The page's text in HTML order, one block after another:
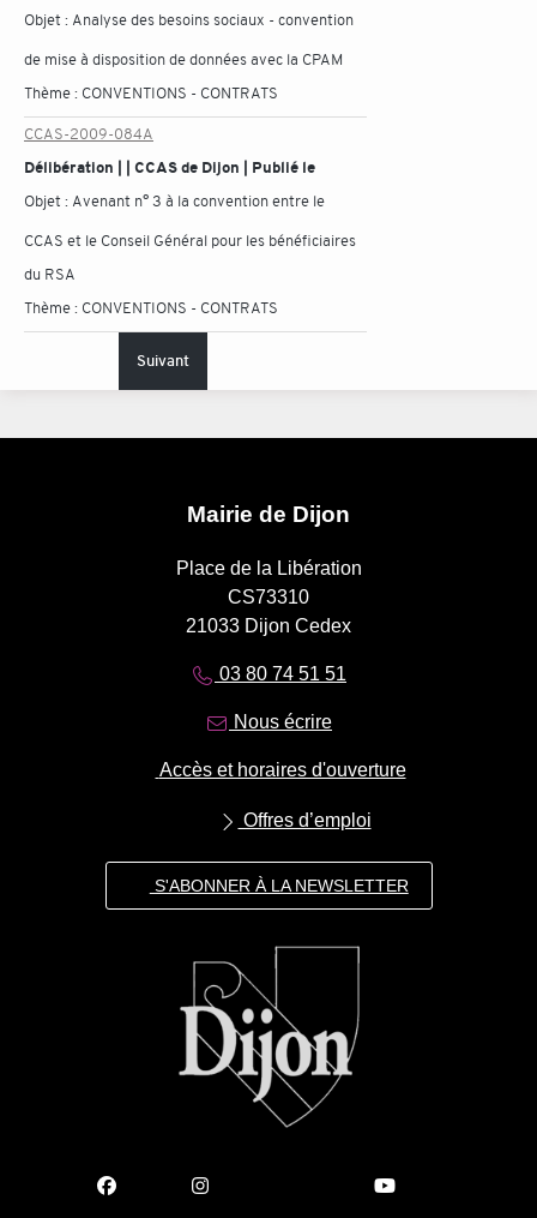
Objet : Analyse des besoins sociaux - convention
de mise à disposition de données avec la CPAM
Thème : CONVENTIONS - CONTRATS
CCAS-2009-084A
Délibération | | CCAS de Dijon | Publié le
Objet : Avenant n° 3 à la convention entre le
CCAS et le Conseil Général pour les bénéficiaires
du RSA
Thème : CONVENTIONS - CONTRATS
Suivant
Mairie de Dijon
Place de la Libération
CS73310
21033 Dijon Cedex
03 80 74 51 51
Nous écrire
Accès et horaires d'ouverture
Offres d’emploi
S'ABONNER À LA NEWSLETTER